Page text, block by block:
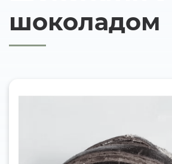
шоколадом